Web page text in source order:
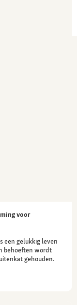
voor
een gelukkig leven
behoeften wordt
gehouden.